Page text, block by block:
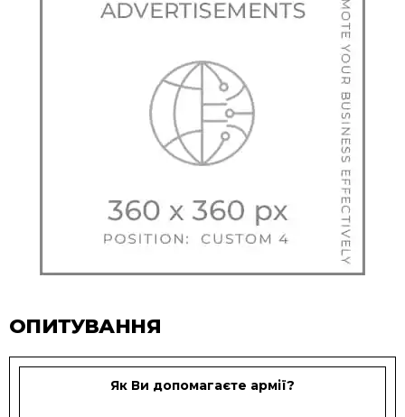
ОПИТУВАННЯ
Як Ви допомагаєте армії?